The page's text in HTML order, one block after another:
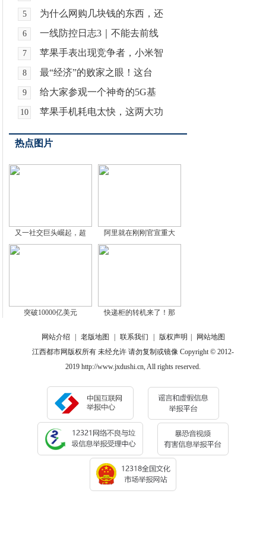
5 为什么网购几块钱的东西，还
6 一线防控日志3｜不能去前线
7 苹果手表出现竞争者，小米智
8 最“经济”的败家之眼！这台
9 给大家参观一个神奇的5G基
10 苹果手机耗电太快，这两大功
热点图片
又一社交巨头崛起，超 阿里就在刚刚官宣重大
突破10000亿美元 快递柜的转机来了！那
网站介绍 老版地图 联系我们 版权声明
网站地图
江西都市网版权所有 未经允许 请勿复制或镜像 Copyright © 2012-
2019 http://www.jxdushi.cn, All rights reserved.